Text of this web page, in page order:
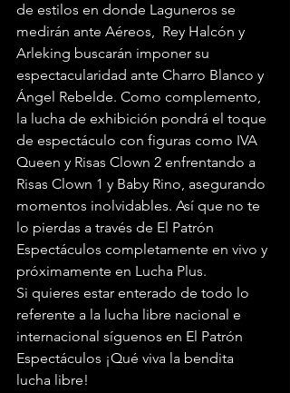
de estilos en donde Laguneros se
medirán ante Aéreos,  Rey Halcón y
Arleking buscarán imponer su
espectacularidad ante Charro Blanco y
Ángel Rebelde. Como complemento,
la lucha de exhibición pondrá el toque
de espectáculo con figuras como IVA
Queen y Risas Clown 2 enfrentando a
Risas Clown 1 y Baby Rino, asegurando
momentos inolvidables. Así que no te
lo pierdas a través de El Patrón
Espectáculos completamente en vivo y
próximamente en Lucha Plus.
Si quieres estar enterado de todo lo
referente a la lucha libre nacional e
internacional síguenos en El Patrón
Espectáculos ¡Qué viva la bendita
lucha libre!